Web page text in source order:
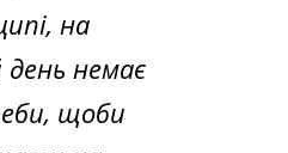
на
день немає
щоби